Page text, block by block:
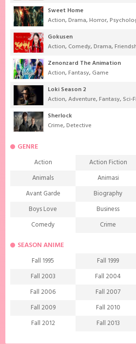
Sweet Home
Action,Drama,Horror,
Gokusen
Action, Comedy,Drama,
Zenonzard The Animation
Action,Fantasy, Game
Loki Season 2
Action,Adventure,Fantasy, Sci-Fi
Sherlock
Crime,Detective
GENRE
Action Action Fiction
Animals
Animasi
Avant Garde
Biography
Boys Love
Business
Comedy
Crime
Demons
Drama
Ecchi
Family
Fantasy
Friendship
Game
Harem
Historical
Horror
Investigation
SEASON ANIME
Fall 1995 Fall 1999
Fall 2003
Fall 2004
Fall 2006
Fall 2007
Fall 2009
Fall 2010
Fall 2012
Fall 2013